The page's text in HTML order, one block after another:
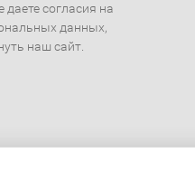
даете согласия на
данных,
наш сайт.